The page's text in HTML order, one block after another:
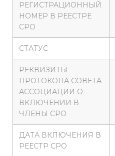
РЕГИСТРАЦИОННЫЙ
НОМЕР В РЕЕСТРЕ
СРО
СТАТУС
РЕКВИЗИТЫ
ПРОТОКОЛА СОВЕТА
АССОЦИАЦИИ О
ВКЛЮЧЕНИИ В
ЧЛЕНЫ СРО
ДАТА ВКЛЮЧЕНИЯ В
РЕЕСТР СРО